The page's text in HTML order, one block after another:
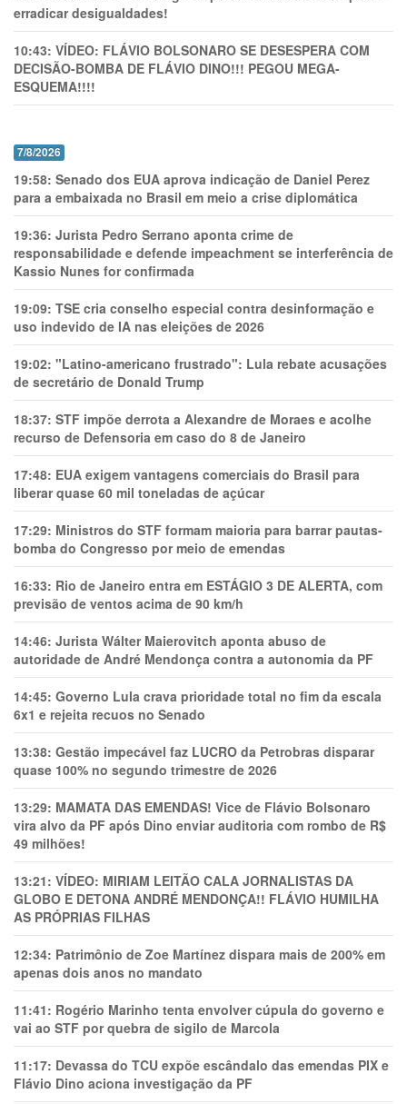
erradicar desigualdades!
10:43: VÍDEO: FLÁVIO BOLSONARO SE DESESPERA COM
DECISÃO-BOMBA DE FLÁVIO DINO!!! PEGOU MEGA-
ESQUEMA!!!!
7/8/2026
19:58: Senado dos EUA aprova indicação de Daniel Perez
para a embaixada no Brasil em meio a crise diplomática
19:36: Jurista Pedro Serrano aponta crime de
responsabilidade e defende impeachment se interferência de
Kassio Nunes for confirmada
19:09: TSE cria conselho especial contra desinformação e
uso indevido de IA nas eleições de 2026
19:02: "Latino-americano frustrado": Lula rebate acusações
de secretário de Donald Trump
18:37: STF impõe derrota a Alexandre de Moraes e acolhe
recurso de Defensoria em caso do 8 de Janeiro
17:48: EUA exigem vantagens comerciais do Brasil para
liberar quase 60 mil toneladas de açúcar
17:29: Ministros do STF formam maioria para barrar pautas-
bomba do Congresso por meio de emendas
16:33: Rio de Janeiro entra em ESTÁGIO 3 DE ALERTA, com
previsão de ventos acima de 90 km/h
14:46: Jurista Wálter Maierovitch aponta abuso de
autoridade de André Mendonça contra a autonomia da PF
14:45: Governo Lula crava prioridade total no fim da escala
6x1 e rejeita recuos no Senado
13:38: Gestão impecável faz LUCRO da Petrobras disparar
quase 100% no segundo trimestre de 2026
13:29: MAMATA DAS EMENDAS! Vice de Flávio Bolsonaro
vira alvo da PF após Dino enviar auditoria com rombo de R$
49 milhões!
13:21: VÍDEO: MIRIAM LEITÃO CALA JORNALISTAS DA
GLOBO E DETONA ANDRÉ MENDONÇA!! FLÁVIO HUMILHA
AS PRÓPRIAS FILHAS
12:34: Patrimônio de Zoe Martínez dispara mais de 200% em
apenas dois anos no mandato
11:41: Rogério Marinho tenta envolver cúpula do governo e
vai ao STF por quebra de sigilo de Marcola
11:17: Devassa do TCU expõe escândalo das emendas PIX e
Flávio Dino aciona investigação da PF